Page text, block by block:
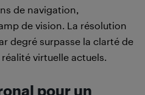
de navigation,
de vision. La résolution
degré surpasse la clarté de
virtuelle actuels.
pour un